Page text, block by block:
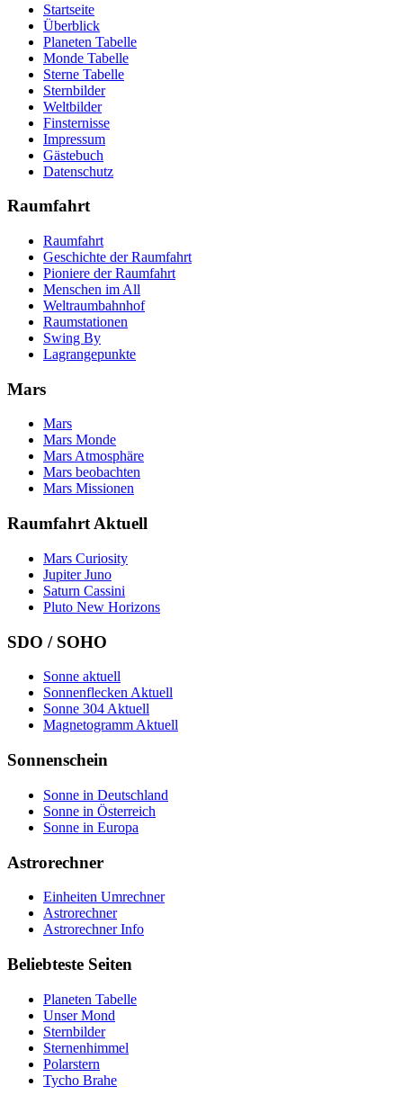
Startseite
Überblick
Planeten Tabelle
Monde Tabelle
Sterne Tabelle
Sternbilder
Weltbilder
Finsternisse
Impressum
Gästebuch
Datenschutz
Raumfahrt
Raumfahrt
Geschichte der Raumfahrt
Pioniere der Raumfahrt
Menschen im All
Weltraumbahnhof
Raumstationen
Swing By
Lagrangepunkte
Mars
Mars
Mars Monde
Mars Atmosphäre
Mars beobachten
Mars Missionen
Raumfahrt Aktuell
Mars Curiosity
Jupiter Juno
Saturn Cassini
Pluto New Horizons
SDO / SOHO
Sonne aktuell
Sonnenflecken Aktuell
Sonne 304 Aktuell
Magnetogramm Aktuell
Sonnenschein
Sonne in Deutschland
Sonne in Österreich
Sonne in Europa
Astrorechner
Einheiten Umrechner
Astrorechner
Astrorechner Info
Beliebteste Seiten
Planeten Tabelle
Unser Mond
Sternbilder
Sternenhimmel
Polarstern
Tycho Brahe